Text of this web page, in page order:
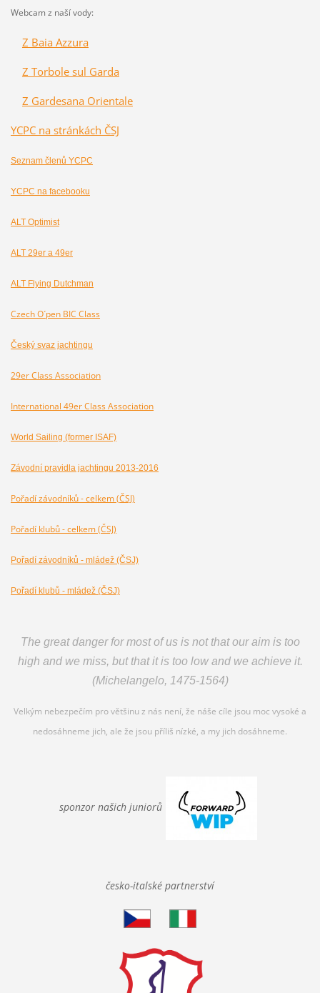
Webcam z naší vody:
Z Baia Azzura
Z Torbole sul Garda
Z Gardesana Orientale
YCPC na stránkách ČSJ
Seznam členů YCPC
YCPC na facebooku
ALT Optimist
ALT 29er a 49er
ALT Flying Dutchman
Czech O´pen BIC Class
Český svaz jachtingu
29er Class Association
International 49er Class Association
World Sailing (former ISAF)
Závodní pravidla jachtingu 2013-2016
Pořadí závodníků - celkem (ČSJ)
Pořadí klubů - celkem (ČSJ)
Pořadí závodníků - mládež (ČSJ)
Pořadí klubů - mládež (ČSJ)
The great danger for most of us is not that our aim is too
high andwe miss, but that it is too low and we achieve it.
(Michelangelo, 1475-1564)
Velkým nebezpečím pro většinu z nás není, že náše cíle jsou moc vysoké a
nedosáhneme jich, ale že jsou příliš nízké, a my jich dosáhneme.
sponzor našich juniorů
česko-italské partnerství